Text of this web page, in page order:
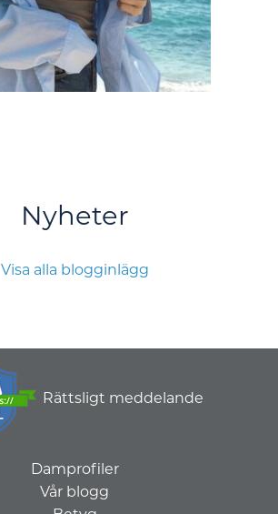
Nyheter
Visa alla blogginlägg
Rättsligt meddelande
Damprofiler
Vår blogg